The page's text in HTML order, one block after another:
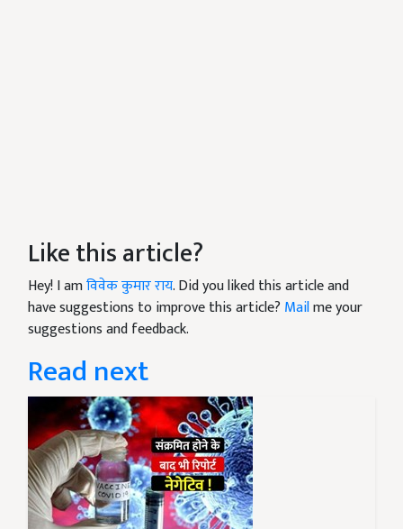
Like this article?
Hey! I amविवेक कुमार राय. Did you liked this article and
have suggestions to improve this article? Mailme your
suggestions and feedback.
Read next